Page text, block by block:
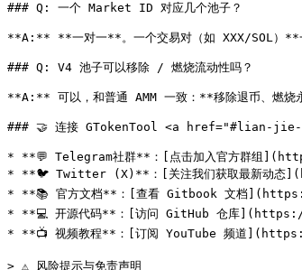
### Q: 一个 Market ID 对应几个池子？
**A:** **一对一**。一个交易对（如 XXX/SOL）
### Q: V4 池子可以移除 / 燃烧流动性吗？
**A:** 可以，和普通 AMM 一致：**移除退币、燃烧
### 🤝 连接 GTokenTool <a href="#lian-
* **💬 Telegram社群**：[点击加入官方群组
* **🐦 Twitter (X)**：[关注我们获取最新动
* **📚 官方文档**：[查看 Gitbook 文档
* **💻 开源代码**：[访问 GitHub 仓库
* **📺 视频教程**：[订阅 YouTube 频道
> ⚠️ 风险提示与免责声明